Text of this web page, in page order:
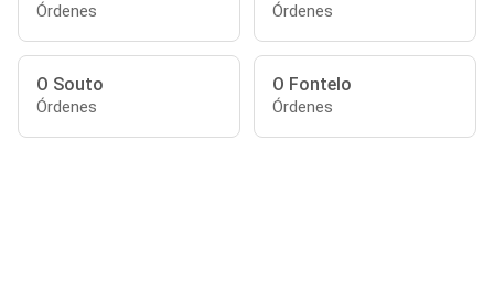
Órdenes Órdenes
O Souto
Órdenes
O Fontelo
Órdenes